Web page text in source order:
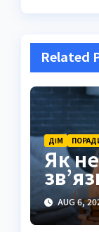
Related
ДІМ
Як
час
AUG 6,